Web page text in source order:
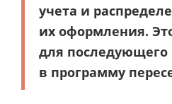
учета и
их оформления.
для
в программу